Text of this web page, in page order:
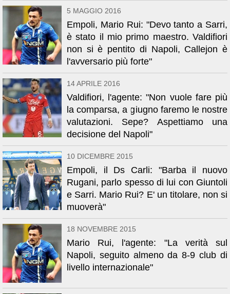
5 MAGGIO 2016
Empoli, Mario Rui: "Devo tanto a Sarri,
è stato il mio primo maestro. Valdifiori
non si è pentito di Napoli, Callejon è
l'avversario più forte"
14 APRILE 2016
Valdifiori, l'agente: "Non vuole fare più
la comparsa, a giugno faremo le nostre
valutazioni. Sepe? Aspettiamo una
decisione del Napoli"
10 DICEMBRE 2015
Empoli, il Ds Carli: "Barba il nuovo
Rugani, parlo spesso di lui con Giuntoli
e Sarri. Mario Rui? E' un titolare, non si
muoverà"
18 NOVEMBRE 2015
Mario Rui, l'agente: "La verità sul
Napoli, seguito almeno da 8-9 club di
livello internazionale"